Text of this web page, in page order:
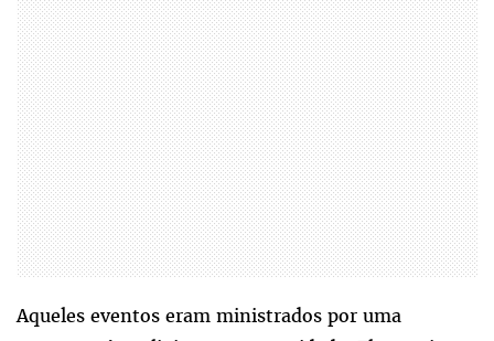
Aqueles eventos eram ministrados por uma